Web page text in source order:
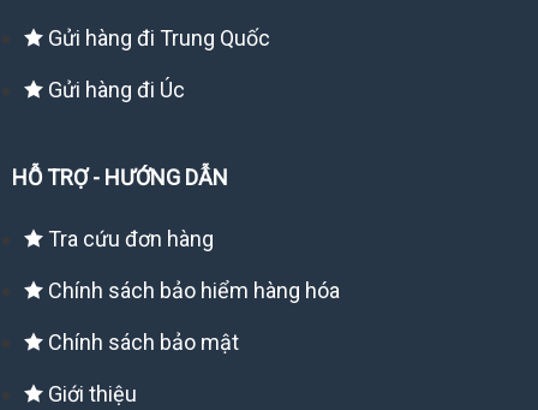
Gửi hàng đi Trung Quốc
Gửi hàng đi Úc
HỖ TRỢ - HƯỚNG DẪN
Tra cứu đơn hàng
Chính sách bảo hiểm hàng hóa
Chính sách bảo mật
Giới thiệu